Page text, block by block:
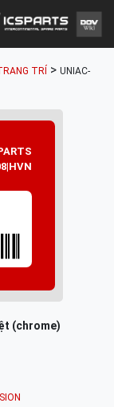
TRÍ > UNIAC-
(chrome)